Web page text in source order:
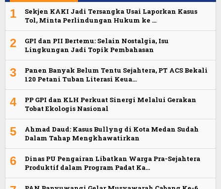
1
Sekjen KAKI Jadi Tersangka Usai Laporkan Kasus
Tol, Minta Perlindungan Hukum ke …
2
GPI dan PII Bertemu: Selain Nostalgia, Isu
Lingkungan Jadi Topik Pembahasan
3
Panen Banyak Belum Tentu Sejahtera, PT ACS Bekali
120 Petani Tuban Literasi Keua…
4
PP GPI dan KLH Perkuat Sinergi Melalui Gerakan
Tobat Ekologis Nasional
5
Ahmad Daud: Kasus Bullyng di Kota Medan Sudah
Dalam Tahap Mengkhawatirkan
6
Dinas PU Pengairan Libatkan Warga Pra-Sejahtera
Produktif dalam Program Padat Ka…